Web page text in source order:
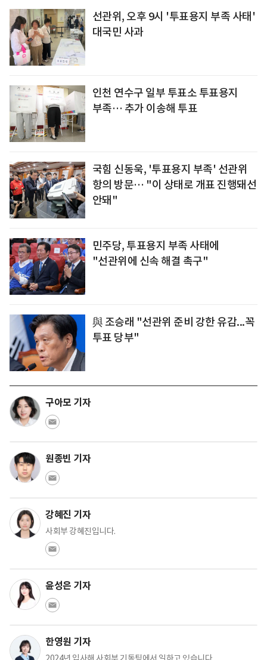
선관위, 오후 9시 '투표용지 부족 사태'
대국민 사과
인천 연수구 일부 투표소 투표용지
부족… 추가 이송해 투표
국힘 신동욱, '투표용지 부족' 선관위
항의 방문… "이 상태로 개표 진행돼선
안돼"
민주당, 투표용지 부족 사태에
"선관위에 신속 해결 촉구"
與 조승래 "선관위 준비 강한 유감...꼭
투표 당부"
구아모 기자
원종빈 기자
강혜진 기자
사회부 강혜진입니다.
윤성은 기자
한영원 기자